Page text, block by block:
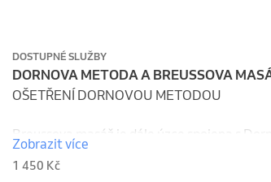
DOSTUPNÉ SLUŽBY
DORNOVA METODA A BREUSSOVA
OŠETŘENÍ DORNOVOU METODOU
Breussova masáž je dále úzce spojena s
dopňují, a právě proto jsou prováděny v
napětí, proto je neodmyslitelně aplikována
Zobrazit více
1 450 Kč